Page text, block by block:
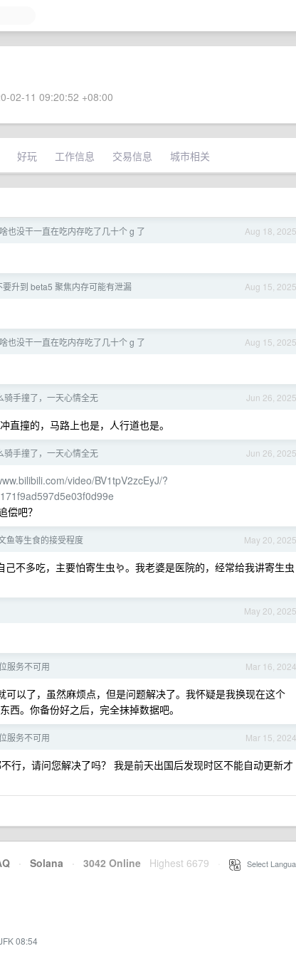
02-11 09:20:52 +08:00
好玩 工作信息 交易信息 城市相关
Aug 18, 2025
也没干一直在吃内存吃了几十个 g 了
Aug 15, 2025
要升到 beta5 聚焦内存可能有泄漏
Aug 15, 2025
也没干一直在吃内存吃了几十个 g 了
Jun 26, 2025
骑手撞了，一天心情全无
直撞的，马路上也是，人行道也是。
Jun 26, 2025
骑手撞了，一天心情全无
video/BV1tpV2zcEyJ/?
偿吧？
May 20, 2025
鱼等生食的接受程度
不多吃，主要怕寄生虫🪱。我老婆是医院的，经常给我讲寄生虫
May 20, 2025
Mar 16, 2024
服务不可用
以了，虽然麻烦点，但是问题解决了。我怀疑是我换现在这个
。你备份好之后，完全抹掉数据吧。
Mar 15, 2024
服务不可用
行，请问您解决了吗？ 我是前天出国后发现时区不能自动更新才
· Solana · 3042 Online Highest 6679 Select
08:54